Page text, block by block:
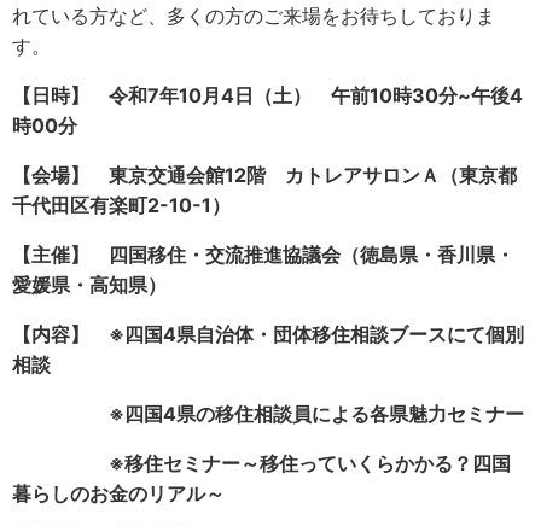
れている方など、多くの方のご来場をお待ちしておりま
す。
【日時】 令和7年10月4日（土） 午前10時30分~午後4
時00分
【会場】 東京交通会館12階 カトレアサロンＡ（東京都
千代田区有楽町2-10-1）
【主催】 四国移住・交流推進協議会（徳島県・香川県・
愛媛県・高知県）
【内容】 ※四国4県自治体・団体移住相談ブースにて個別
相談
※四国4県の移住相談員による各県魅力セミナー
※移住セミナー～移住っていくらかかる？四国
暮らしのお金のリアル～